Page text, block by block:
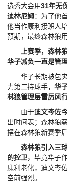
选秀大会用31年无
迪林厄姆：为了他
他当作康利接班人
预期，最终森林狼
上赛季，森林
华子减负一直是管
华子长期被包夹
力第二持球手， 华
林狼管理层雷厉风
由于迪文岑佐
出时间表；森林狼
摆在森林狼新赛季
森林狼引入三
的控卫，毕竟华子
康利老化，迪文岑
空前强烈。